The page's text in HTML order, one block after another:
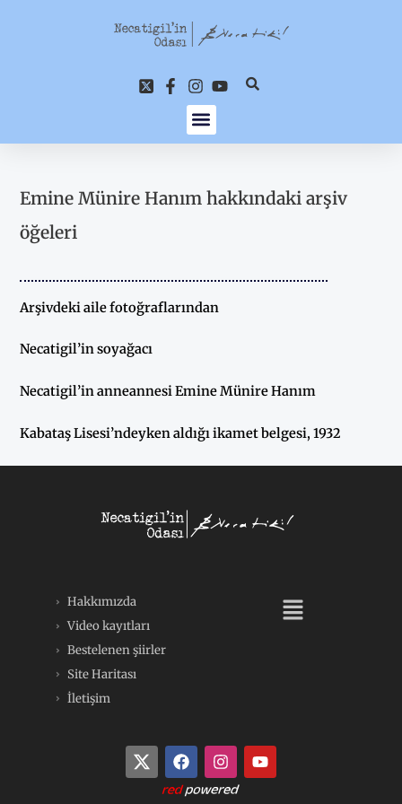
Emine Münire Hanım hakkındaki arşiv
öğeleri
Arşivdeki aile fotoğraflarından
Necatigil’in soyağacı
Necatigil’in anneannesi Emine Münire Hanım
Kabataş Lisesi’ndeyken aldığı ikamet belgesi, 1932
Hakkımızda
Video kayıtları
Bestelenen şiirler
Site Haritası
İletişim
Menü
F
a
c
e
I
n
s
t
Y
o
u